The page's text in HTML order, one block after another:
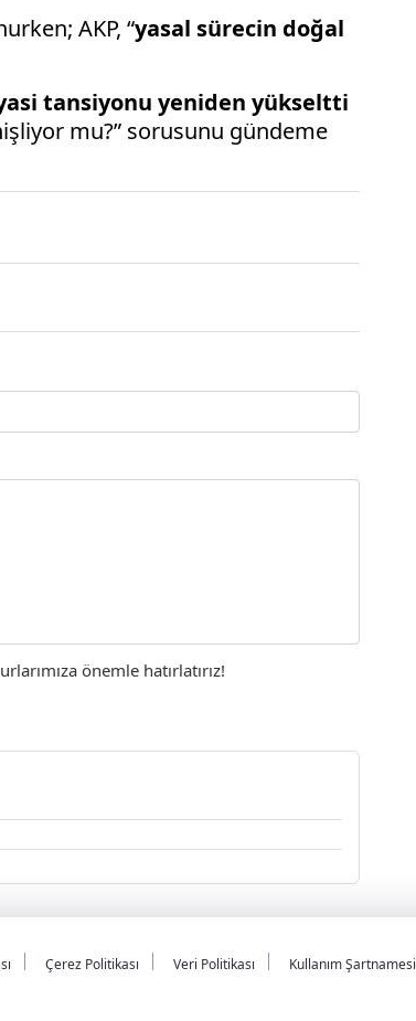
AKP, “yasal sürecin doğal
tansiyonu yeniden yükseltti
mu?” sorusunu gündeme
önemle hatırlatırız!
Çerez Politikası Veri Politikası Kullanım Şartnamesi